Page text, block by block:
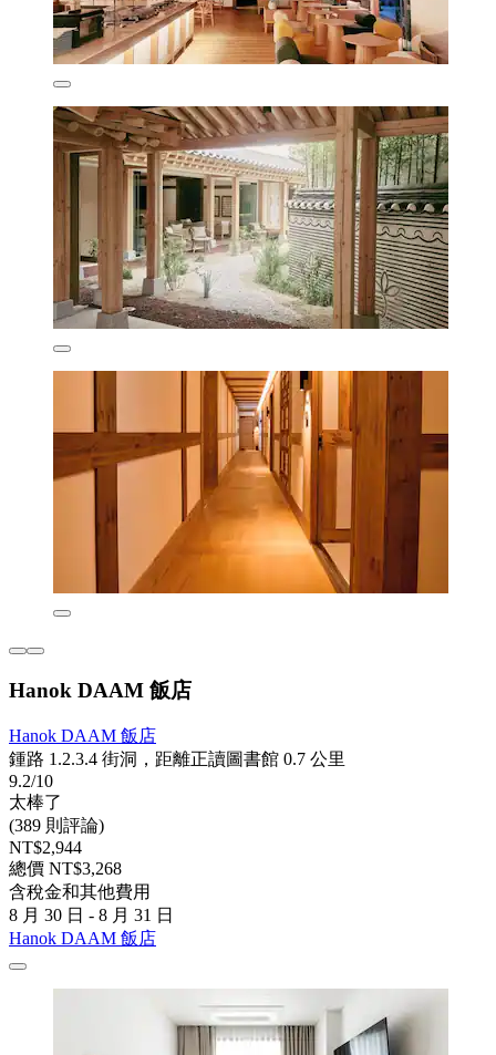
Hanok DAAM 飯店
Hanok DAAM 飯店
鍾路 1.2.3.4 街洞，距離正讀圖書館 0.7 公里
9.2/10
太棒了
(389 則評論)
NT$2,944
總價 NT$3,268
含稅金和其他費用
8 月 30 日 - 8 月 31 日
Hanok DAAM 飯店